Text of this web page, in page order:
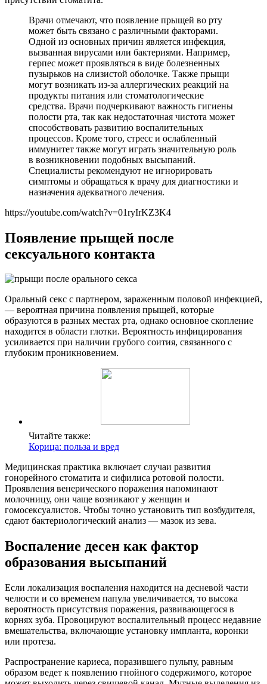
Врачи отмечают, что появление прыщей во рту
может быть связано с различными факторами.
Одной из основных причин является инфекция,
вызванная вирусами или бактериями. Например,
герпес может проявляться в виде болезненных
пузырьков на слизистой оболочке. Также прыщи
могут возникать из-за аллергических реакций на
продукты питания или стоматологические
средства. Врачи подчеркивают важность гигиены
полости рта, так как недостаточная чистота может
способствовать развитию воспалительных
процессов. Кроме того, стресс и ослабленный
иммунитет также могут играть значительную роль
в возникновении подобных высыпаний.
Специалисты рекомендуют не игнорировать
симптомы и обращаться к врачу для диагностики и
назначения адекватного лечения.
https://youtube.com/watch?v=01ryIrKZ3K4
Появление прыщей после
сексуального контакта
Оральный секс с партнером, зараженным половой инфекцией,
— вероятная причина появления прыщей, которые
образуются в разных местах рта, однако основное скопление
находится в области глотки. Вероятность инфицирования
усиливается при наличии грубого соития, связанного с
глубоким проникновением.
Читайте также:
Корица: польза и вред
Медицинская практика включает случаи развития
гонорейного стоматита и сифилиса ротовой полости.
Проявления венерического поражения напоминают
молочницу, они чаще возникают у женщин и
гомосексуалистов. Чтобы точно установить тип возбудителя,
сдают бактериологический анализ — мазок из зева.
Воспаление десен как фактор
образования высыпаний
Если локализация воспаления находится на десневой части
челюсти и со временем папула увеличивается, то высока
вероятность присутствия поражения, развивающегося в
корнях зуба. Провоцируют воспалительный процесс недавние
вмешательства, включающие установку импланта, коронки
или протеза.
Распространение кариеса, поразившего пульпу, равным
образом ведет к появлению гнойного содержимого, которое